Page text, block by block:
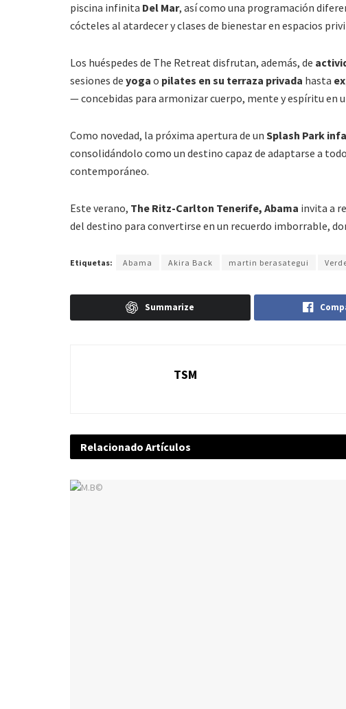
piscina infinita Del Mar, así como una programación
cócteles al atardecer y clases de bienestar en espacios
Los huéspedes de The Retreat disfrutan, además, de
sesiones de yoga o pilates en su terraza privada hasta
— concebidas para armonizar cuerpo, mente y espíritu en
Como novedad, la próxima apertura de un Splash Park
consolidándolo como un destino capaz de adaptarse a
contemporáneo.
Este verano, The Ritz-Carlton Tenerife, Abama invita a
del destino para convertirse en un recuerdo imborrable,
Etiquetas: Abama Akira Back martin berasategui
Summarize
TSM
Relacionado Artículos